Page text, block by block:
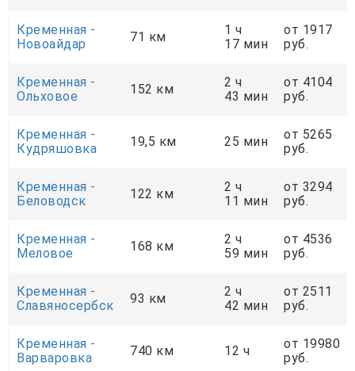
Кременная -
Новоайдар
71 км
1 ч
17 мин
от 1917
руб.
Кременная -
Ольховое
152 км
2 ч
43 мин
от 4104
руб.
Кременная -
Кудряшовка
19,5 км 25 мин
от 5265
руб.
Кременная -
Беловодск
122 км
2 ч
11 мин
от 3294
руб.
Кременная -
Меловое
168 км
2 ч
59 мин
от 4536
руб.
Кременная -
Славяносербск
93 км
2 ч
42 мин
от 2511
руб.
Кременная -
Варваровка
740 км 12 ч
от 19980
руб.